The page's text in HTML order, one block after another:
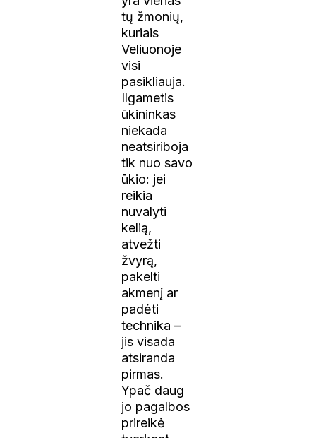
tų žmonių,
kuriais
Veliuonoje
visi
pasikliauja.
Ilgametis
ūkininkas
niekada
neatsiriboja
tik nuo savo
ūkio: jei
reikia
nuvalyti
kelią,
atvežti
žvyrą,
pakelti
akmenį ar
padėti
technika –
jis visada
atsiranda
pirmas.
Ypač daug
jo pagalbos
prireikė